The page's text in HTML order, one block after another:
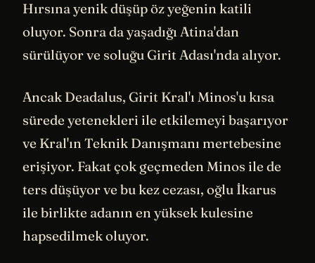
Hırsına yenik düşüp öz yeğenin katili
oluyor. Sonra da yaşadığı Atina'dan
sürülüyor ve soluğu Girit Adası'nda alıyor.
Ancak Deadalus, Girit Kral'ı Minos'u kısa
sürede yetenekleri ile etkilemeyi başarıyor
ve Kral'ın Teknik Danışmanı mertebesine
erişiyor. Fakat çok geçmeden Minos ile de
ters düşüyor ve bu kez cezası, oğlu İkarus
ile birlikte adanın en yüksek kulesine
hapsedilmek oluyor.